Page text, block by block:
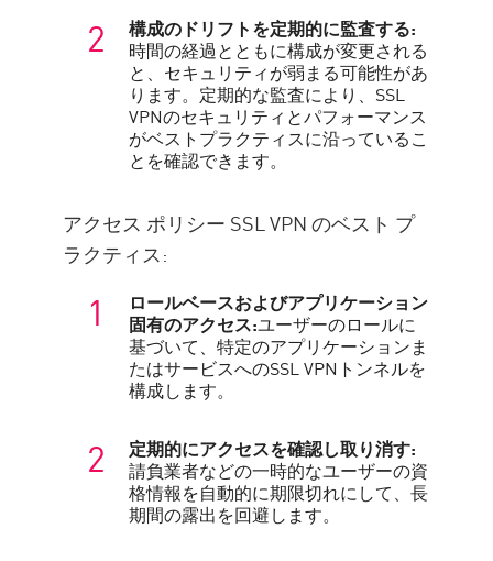
構成のドリフトを定期的に監査する:
時間の経過とともに構成が変更される
と、セキュリティが弱まる可能性があ
ります。定期的な監査により、SSL
VPNのセキュリティとパフォーマンス
がベストプラクティスに沿っているこ
とを確認できます。
アクセス ポリシー SSL VPN のベスト プ
ラクティス:
ロールベースおよびアプリケーション
固有のアクセス:ユーザーのロールに
基づいて、特定のアプリケーションま
たはサービスへのSSL VPNトンネルを
構成します。
定期的にアクセスを確認し取り消す:
請負業者などの一時的なユーザーの資
格情報を自動的に期限切れにして、長
期間の露出を回避します。